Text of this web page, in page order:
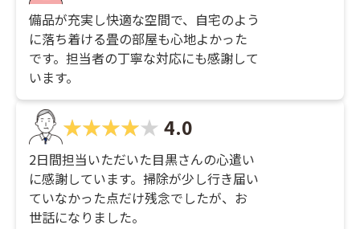
備品が充実し快適な空間で、自宅のよう
に落ち着ける畳の部屋も心地よかった
です。担当者の丁寧な対応にも感謝して
います。
4.0
2日間担当いただいた目黒さんの心遣い
に感謝しています。掃除が少し行き届い
ていなかった点だけ残念でしたが、お
世話になりました。